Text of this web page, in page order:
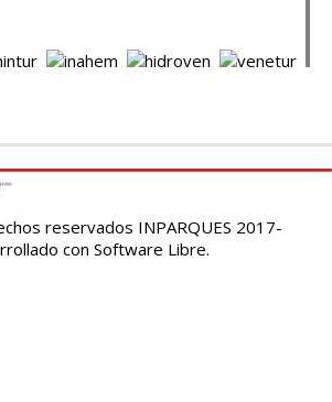
reservados INPARQUES 2017-
con Software Libre.